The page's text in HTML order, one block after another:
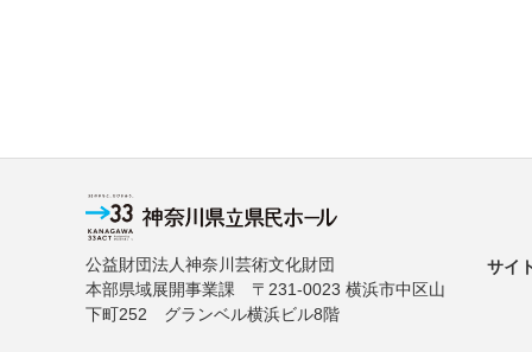
公益財団法人神奈川芸術文化財団
本部県域展開事業課 〒231-0023 横浜市中区山
下町252 グランベル横浜ビル8階
サイ